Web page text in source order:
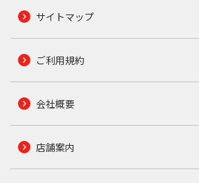
サイトマップ
ご利用規約
会社概要
店舗案内